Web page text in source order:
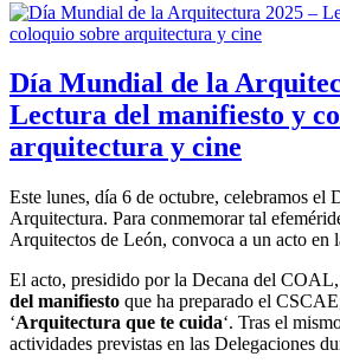
Día Mundial de la
Lectura del manifiesto y
arquitectura y cine
Este lunes, día 6 de octubre, celebramos el
Arquitectura. Para conmemorar tal
Arquitectos de León, convoca a un acto en
El acto, presidido por la Decana del
del manifiesto que ha preparado el
‘Arquitectura que te cuida‘. Tras el
actividades previstas en las Delegaciones